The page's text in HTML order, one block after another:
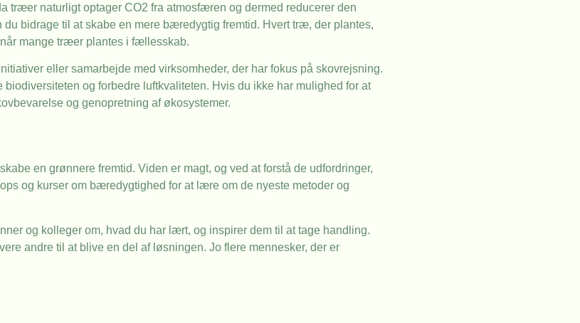
naturligt optager CO2 fra atmosfæren og dermed reducerer den
bidrage til at skabe en mere bæredygtig fremtid. Hvert træ, der plantes,
mange træer plantes i fællesskab.
eller samarbejde med virksomheder, der har fokus på skovrejsning.
og forbedre luftkvaliteten. Hvis du ikke har mulighed for at
og genopretning af økosystemer.
en grønnere fremtid. Viden er magt, og ved at forstå de udfordringer,
og kurser om bæredygtighed for at lære om de nyeste metoder og
og kolleger om, hvad du har lært, og inspirer dem til at tage handling.
andre til at blive en del af løsningen. Jo flere mennesker, der er